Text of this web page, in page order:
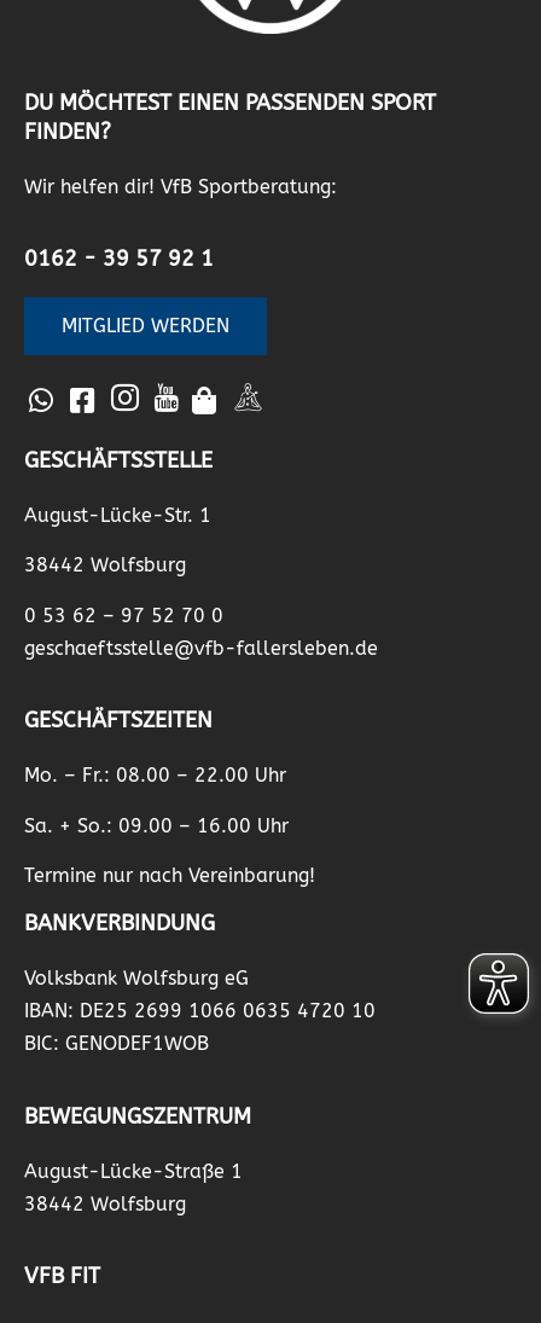
DU MÖCHTEST EINEN PASSENDEN SPORT
FINDEN?
Wir helfen dir! VfB Sportberatung:
0162 - 39 57 92 1
MITGLIED WERDEN
GESCHÄFTSSTELLE
August-Lücke-Str. 1
38442 Wolfsburg
0 53 62 – 97 52 70 0
geschaeftsstelle@vfb-fallersleben.de
GESCHÄFTSZEITEN
Mo. – Fr.: 08.00 – 22.00 Uhr
Sa. + So.: 09.00 – 16.00 Uhr
Termine nur nach Vereinbarung!
BANKVERBINDUNG
Volksbank Wolfsburg eG
IBAN: DE25 2699 1066 0635 4720 10
BIC: GENODEF1WOB
BEWEGUNGSZENTRUM
August-Lücke-Straße 1
38442 Wolfsburg
VFB FIT